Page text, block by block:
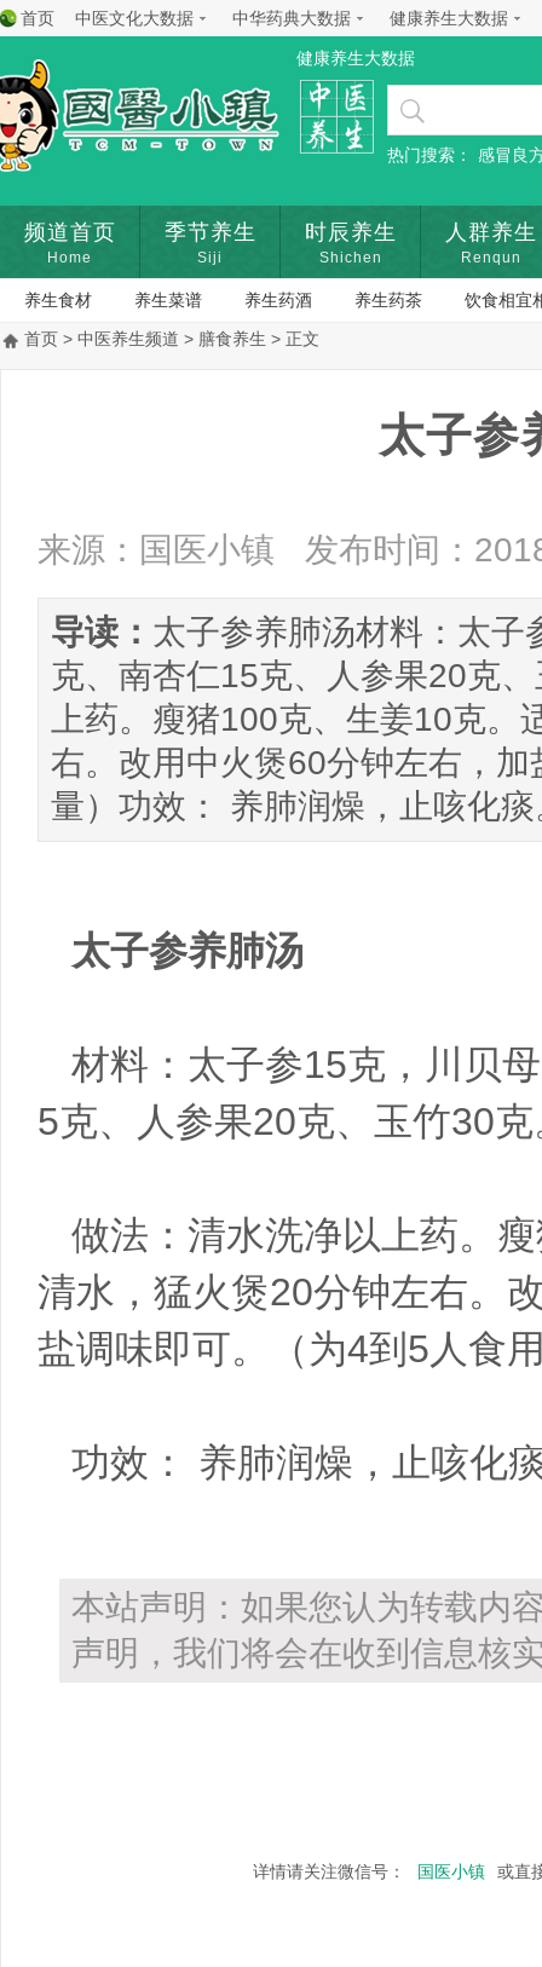
首页 中医文化大数据 中华药典大数据 健康养生大数据
健康养生大数据
热门搜索： 感冒良
频道首页
Home
季节养生
Siji
时辰养生
Shichen
人群养生
Renqun
养生食材 养生菜谱 养生药酒 养生药茶
饮食相宜
首页 > 中医养生频道 > 膳食养生 > 正文
太子参
来源：国医小镇 发布时间：
导读： 太子参养肺汤材料：太
克、南杏仁15克、人参果20克
上药。瘦猪100克、生姜10克
右。改用中火煲60分钟左右，
量）功效： 养肺润燥，止咳化痰
太子参养肺汤
材料：太子参15克，川贝
5克、人参果20克、玉竹30克
做法：清水洗净以上药。
清水，猛火煲20分钟左右。
盐调味即可。（为4到5人食
功效： 养肺润燥，止咳化
本站声明：如果您认为转载内
声明，我们将会在收到信息核
详情请关注微信号： 国医小镇 或直